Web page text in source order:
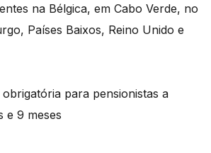
na Bélgica, em Cabo Verde, no
Países Baixos, Reino Unido e
para pensionistas a
e 9 meses